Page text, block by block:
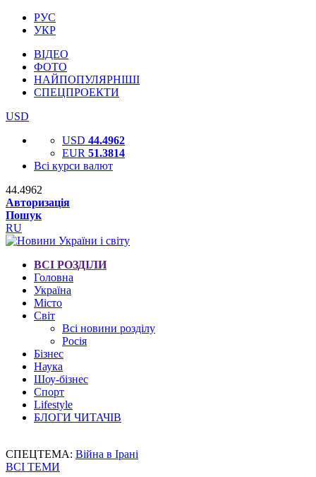
РУС
УКР
ВІДЕО
ФОТО
НАЙПОПУЛЯРНІШІ
СПЕЦПРОЕКТИ
USD
USD 44.4962
EUR 51.3814
Всі курси валют
44.4962
Авторизація
Пошук
RU
ВСІ РОЗДІЛИ
Головна
Україна
Місто
Світ
Всі новини розділу
Росія
Бізнес
Наука
Шоу-бізнес
Спорт
Lifestyle
БЛОГИ ЧИТАЧІВ
СПЕЦТЕМА: Війна в Ірані
ВСІ ТЕМИ